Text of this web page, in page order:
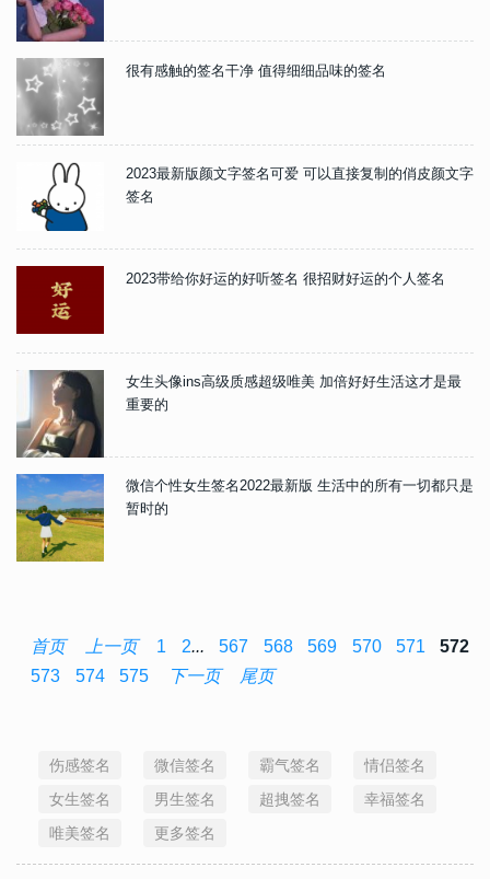
很有感触的签名干净 值得细细品味的签名
2023最新版颜文字签名可爱 可以直接复制的俏皮颜文字
签名
2023带给你好运的好听签名 很招财好运的个人签名
女生头像ins高级质感超级唯美 加倍好好生活这才是最
重要的
微信个性女生签名2022最新版 生活中的所有一切都只是
暂时的
首页 上一页 1 2... 567 568 569 570 571
572
573
574 575 下一页 尾页
伤感签名 微信签名 霸气签名
情侣签名
女生签名
男生签名 超拽签名
幸福签名
唯美签名
更多签名